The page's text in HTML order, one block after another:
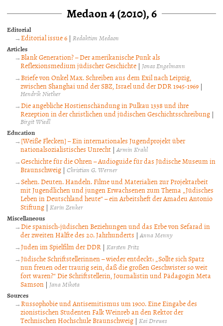
Medaon 4 (2010), 6
Editorial
Editorial issue 6 |Redaktion Medaon
Articles
Blank Generation? – Der amerikanische Punk als
Reflexionsmedium jüdischer Geschichte | Jonas Engelmann
Briefe von Onkel Max. Schreiben aus dem Exil nach Leipzig,
zwischen Shanghai und der SBZ, Israel und der DDR 1945-1969 |
Hendrik Niether
Die angebliche Hostienschändung in Pulkau 1338 und ihre
Rezeption in der christlichen und jüdischen Geschichtsschreibung |
Birgit Wiedl
Education
[Weiße Flecken] – Ein internationales Jugendprojekt über
nationalsozialistisches Unrecht |Armin Krahl
Geschichte für die Ohren – Audioguide für das Jüdische Museum in
Braunschweig | Christian G. Werner
Sehen. Deuten. Handeln. Filme und Materialien zur Projektarbeit
mit Jugendlichen und jungen Erwachsenen zum Thema „Jüdisches
Leben in Deutschland heute“ – ein Arbeitsheft der Amadeu Antonio
Stiftung | Karin Zenker
Miscellaneous
Die spanisch-jüdischen Beziehungen und das Erbe von Sefarad in
der zweiten Hälfte des 20. Jahrhunderts |Anna Menny
Juden im Spielfilm der DDR |Karsten Fritz
Jüdische Schriftstellerinnen – wieder entdeckt: „Sollte sich Spatz
nun freuen oder traurig sein, daß die großen Geschwister so weit
fort waren?“ Die Schriftstellerin, Journalistin und Pädagogin Meta
Samson | Jana Mikota
Sources
Russophobie und Antisemitismus um 1900. Eine Eingabe des
zionistischen Studenten Falk Weinreb an den Rektor der
Technischen Hochschule Braunschweig | Kai Drewes